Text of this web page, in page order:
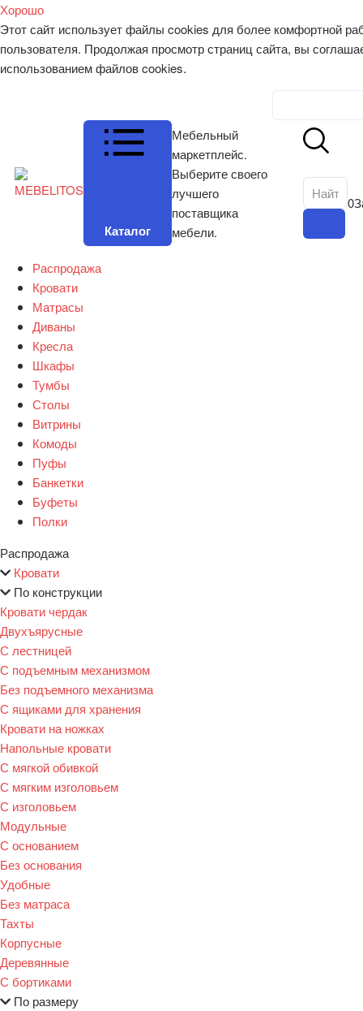
Хорошо
Этот сайт использует файлы cookies для более комфортной
пользователя. Продолжая просмотр страниц сайта, вы
использованием файлов cookies.
Каталог
Мебельный
маркетплейс.
Выберите своего
лучшего
поставщика
мебели.
0
Распродажа
Кровати
Матрасы
Диваны
Кресла
Шкафы
Тумбы
Столы
Витрины
Комоды
Пуфы
Банкетки
Буфеты
Полки
Распродажа
Кровати
По конструкции
Кровати чердак
Двухъярусные
С лестницей
С подъемным механизмом
Без подъемного механизма
С ящиками для хранения
Кровати на ножках
Напольные кровати
С мягкой обивкой
С мягким изголовьем
С изголовьем
Модульные
С основанием
Без основания
Удобные
Без матраса
Тахты
Корпусные
Деревянные
С бортиками
По размеру